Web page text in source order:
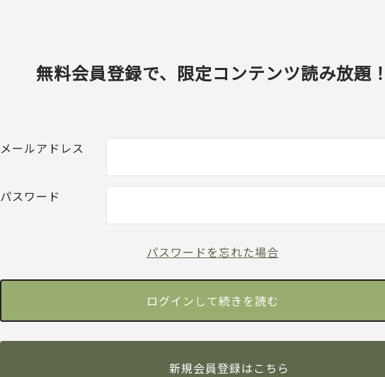
無料会員登録で、限定コンテンツ読み放題
メールアドレス
パスワード
パスワードを忘れた場合
新規会員登録はこちら